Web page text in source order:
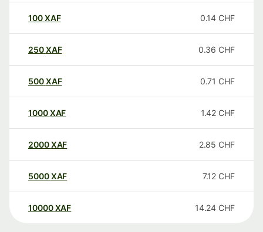
100XAF 0.14 CHF
250XAF 0.36 CHF
500XAF 0.71 CHF
1000XAF 1.42 CHF
2000XAF 2.85 CHF
5000XAF 7.12 CHF
10000 XAF 14.24 CHF